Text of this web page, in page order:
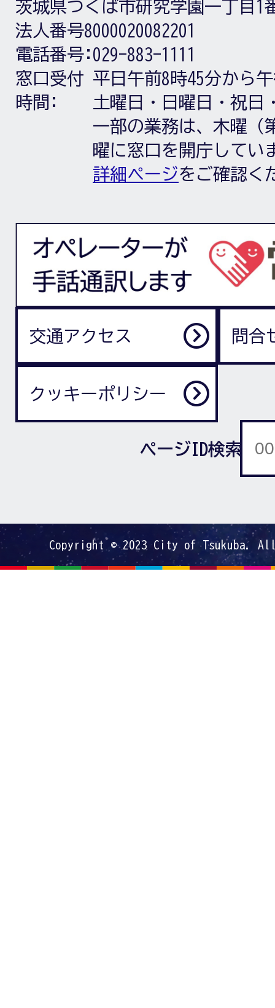
茨城県つくば市研究学園一丁目1
法人番号8000020082201
電話番号: 029-883-1111
窓口受付
時間:
平日午前8時45分から
土曜日・日曜日・祝日
一部の業務は、木曜（
曜に窓口を開庁してい
詳細ページをご確認く
交通アクセス 問合
クッキーポリシー
ページID検索
Copyright © 2023 City of Tsukuba.